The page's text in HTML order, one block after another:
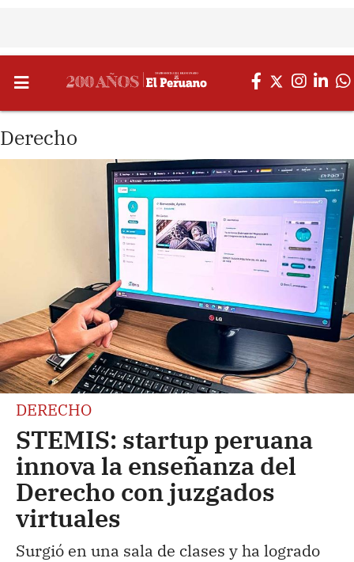
Derecho
DERECHO
STEMIS: startup peruana
innova la enseñanza del
Derecho con juzgados
virtuales
Surgió en una sala de clases y ha logrado